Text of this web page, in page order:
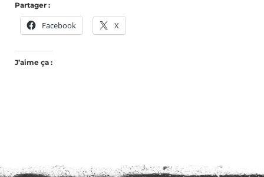
Partager :
Facebook X
J’aime ça :